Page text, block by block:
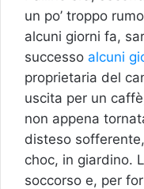
un po’ troppo
alcuni giorni fa,
successo alcuni
proprietaria del
uscita per un
non appena
disteso
choc, in giardino.
soccorso e, per